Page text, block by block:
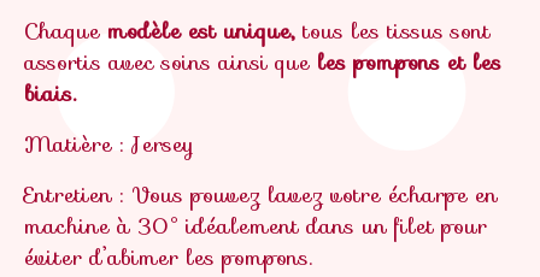
Chaque modèle est unique, tous les tissus sont
assortis avec soins ainsi que les pompons et les
biais.
Matière : Jersey
Entretien : Vous pouvez lavez votre écharpe en
machine à 30° idéalement dans un filet pour
éviter d’abimer les pompons.